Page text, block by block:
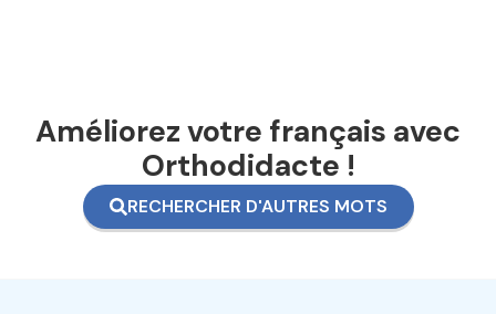
Améliorez votre français avec
Orthodidacte !
RECHERCHER D'AUTRES MOTS